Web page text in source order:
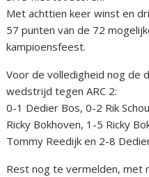
Met achttien keer winst en
57 punten van de 72
kampioensfeest.
Voor de volledigheid nog de
wedstrijd tegen ARC 2:
0-1 Dedier Bos, 0-2 Rik
Ricky Bokhoven, 1-5 Ricky
Tommy Reedijk en 2-8
Rest nog te vermelden, met